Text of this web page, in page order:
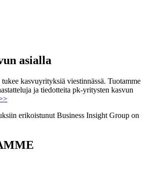
asialla
kasvuyrityksiä viestinnässä. Tuotamme
ja tiedotteita pk-yritysten kasvun
erikoistunut Business Insight Group on